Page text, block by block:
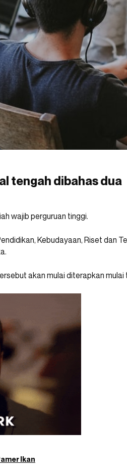
tengah dibahas dua
wajib perguruan tinggi.
Kebudayaan, Riset dan
akan mulai diterapkan
Ikan